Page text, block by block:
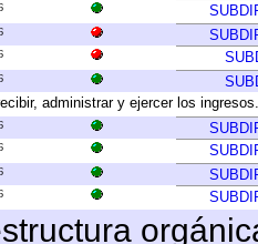
administrar y ejercer los ingresos.